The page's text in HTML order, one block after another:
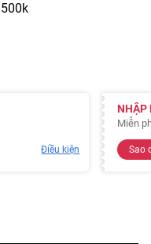
Điều kiện
NHẬP
Miễn
Sao